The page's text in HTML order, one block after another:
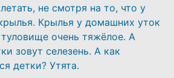
не смотря на то, что у
Крылья у домашних уток
очень тяжёлое. А
зовут селезень. А как
детки? Утята.